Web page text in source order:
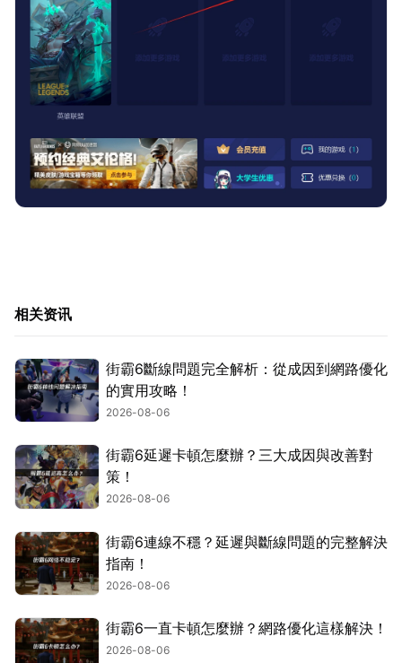
相关资讯
街霸6斷線問題完全解析：從成因到網路優化
的實用攻略！
2026-08-06
街霸6延遲卡頓怎麼辦？三大成因與改善對
策！
2026-08-06
街霸6連線不穩？延遲與斷線問題的完整解決
指南！
2026-08-06
街霸6一直卡頓怎麼辦？網路優化這樣解決！
2026-08-06